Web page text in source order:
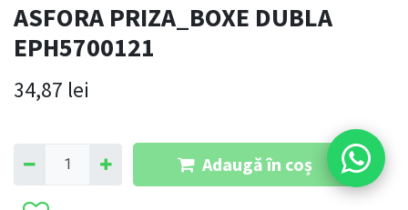
ASFORA PRIZA_BOXE DUBLA
EPH5700121
34,87 lei
Adaugă în coș